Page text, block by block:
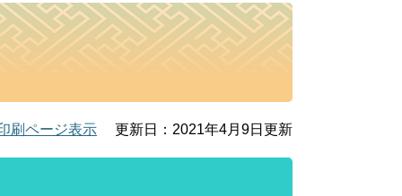
刷ページ表示 更新日：2021年4月9日更新